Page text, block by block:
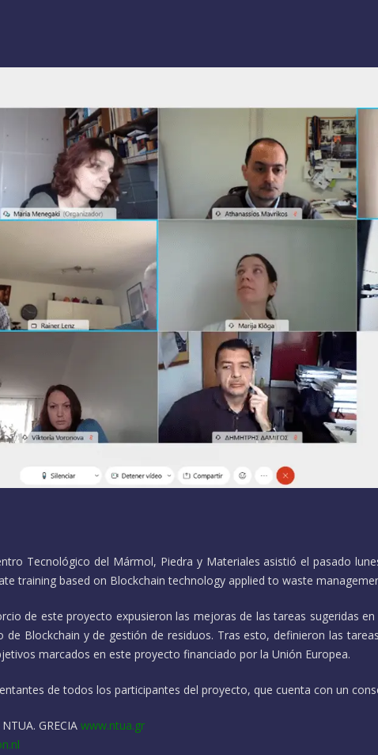
Tecnológico del Mármol, Piedra y Materiales asistió el pasado
training based on Blockchain technology applied to waste
de este proyecto expusieron las mejoras de las tareas sugeridas
Blockchain y de gestión de residuos. Tras esto, definieron las
marcados en este proyecto financiado por la Unión Europea.
de todos los participantes del proyecto, que cuenta con un
GRECIA www.ntua.gr